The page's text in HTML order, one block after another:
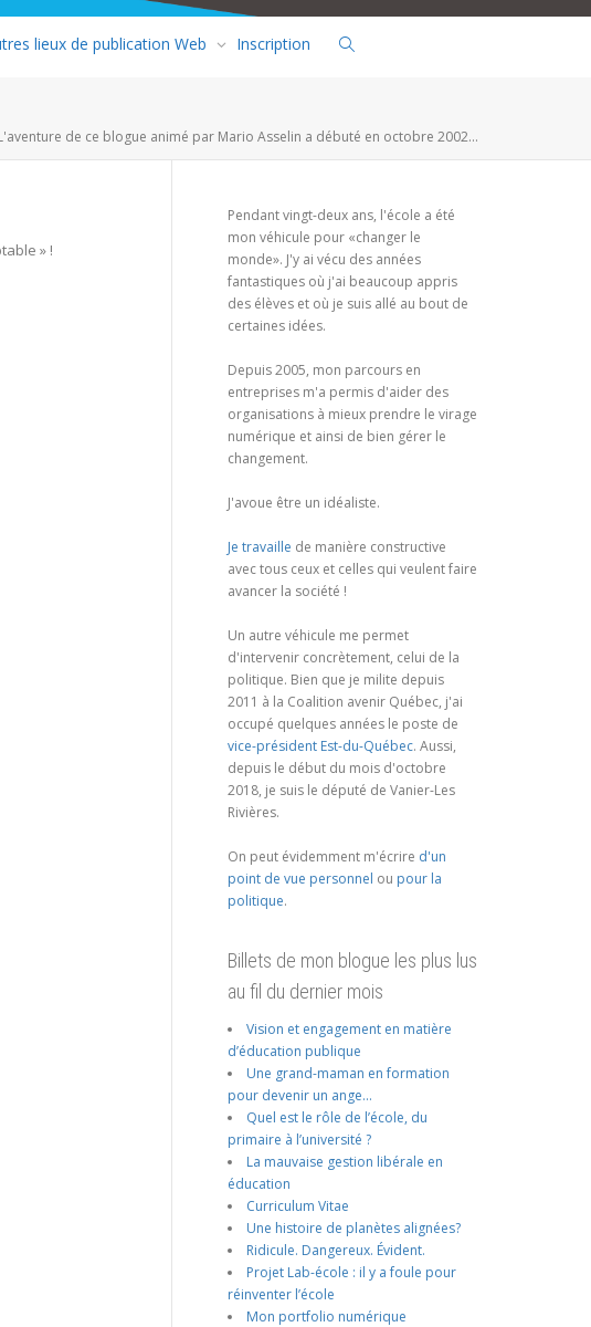
lieux de publication Web Inscription
de ce blogue animé par Mario Asselin a débuté en octobre 2002...
» !
Pendant vingt-deux ans, l'école a été
mon véhicule pour «changer le
monde». J'y ai vécu des années
fantastiques où j'ai beaucoup appris
des élèves et où je suis allé au bout de
certaines idées.
Depuis 2005, mon parcours en
entreprises m'a permis d'aider des
organisations à mieux prendre le virage
numérique et ainsi de bien gérer le
changement.
J'avoue être un idéaliste.
Je travaille de manière constructive
avec tous ceux et celles qui veulent faire
avancer la société !
Un autre véhicule me permet
d'intervenir concrètement, celui de la
politique. Bien que je milite depuis
2011 à la Coalition avenir Québec, j'ai
occupé quelques années le poste de
vice-président Est-du-Québec. Aussi,
depuis le début du mois d'octobre
2018, je suis le député de Vanier-Les
Rivières.
On peut évidemment m'écrire d'un
point de vue personnel ou pour la
politique.
Billets de mon blogue les plus lus
au fil du dernier mois
Vision et engagement en matière
d’éducation publique
Une grand-maman en formation
pour devenir un ange…
Quel est le rôle de l’école, du
primaire à l’université ?
La mauvaise gestion libérale en
éducation
Curriculum Vitae
Une histoire de planètes alignées?
Ridicule. Dangereux. Évident.
Projet Lab-école : il y a foule pour
réinventer l’école
Mon portfolio numérique